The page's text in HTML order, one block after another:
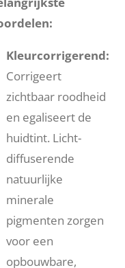
Kleurcorrigerend:
Corrigeert
zichtbaar roodheid
en egaliseert de
huidtint. Licht-
diffuserende
natuurlijke
minerale
pigmenten zorgen
voor een
opbouwbare,